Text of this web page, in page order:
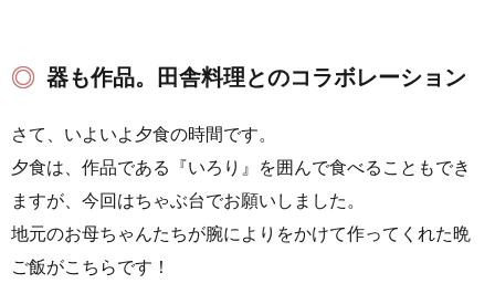
器も作品。田舎料理とのコラボレーション
さて、いよいよ夕食の時間です。
夕食は、作品である『いろり』を囲んで食べることもでき
ますが、今回はちゃぶ台でお願いしました。
地元のお母ちゃんたちが腕によりをかけて作ってくれた晩
ご飯がこちらです！